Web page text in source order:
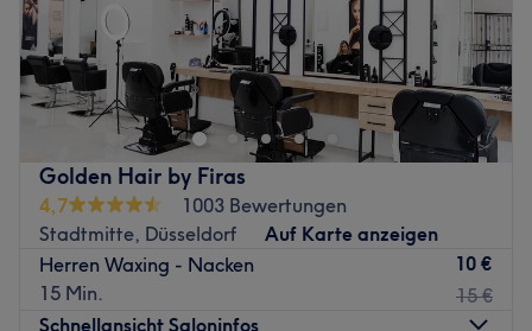
Golden Hair by Firas
4,7
1003 Bewertungen
Stadtmitte, Düsseldorf
Auf Karte anzeigen
Herren Waxing - Nacken
15 Min.
10 €
15 €
Schnellansicht Saloninfos